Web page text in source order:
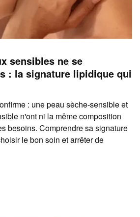
sensibles ne se
: la signature lipidique qui
: une peau sèche-sensible et
n'ont ni la même composition
besoins. Comprendre sa signature
le bon soin et arrêter de